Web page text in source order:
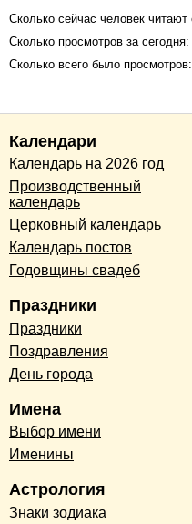
Сколько сейчас человек читают
Сколько просмотров за сегодня:
Сколько всего было
Календари
Календарь на 2026 год
Производственный
календарь
Церковный календарь
Календарь постов
Годовщины свадеб
Праздники
Праздники
Поздравления
День города
Имена
Выбор имени
Именины
Астрология
Знаки зодиака